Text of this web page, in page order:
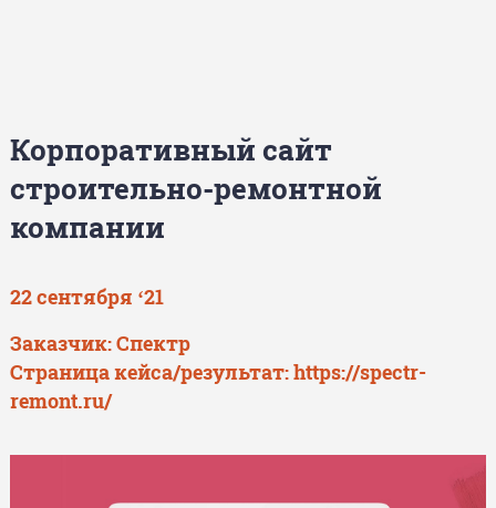
Корпоративный сайт
строительно-ремонтной
компании
22 сентября ‘21
Заказчик: Спектр
Страница кейса/результат:https://spectr-
remont.ru/